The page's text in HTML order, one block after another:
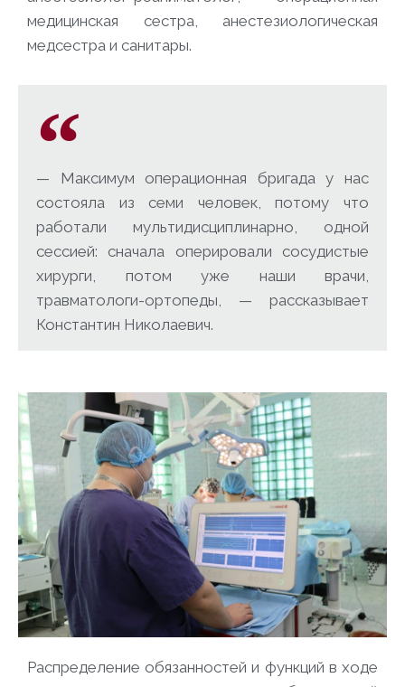
медицинская сестра, анестезиологическая
медсестра и санитары.
— Максимум операционная бригада у нас
состояла из семи человек, потому что
работали мультидисциплинарно, одной
сессией: сначала оперировали сосудистые
хирурги, потом уже наши врачи,
травматологи-ортопеды, — рассказывает
Константин Николаевич.
Распределение обязанностей и функций в ходе